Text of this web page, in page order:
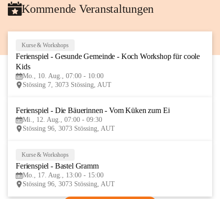
Kommende Veranstaltungen
AUG
Kurse & Workshops
Ferienspiel - Gesunde Gemeinde - Koch Workshop für coole
Kids
Mo., 10. Aug., 07:00 - 10:00
Stössing 7, 3073 Stössing, AUT
Ferienspiel - Die Bäuerinnen - Vom Küken zum Ei
Mi., 12. Aug., 07:00 - 09:30
Stössing 96, 3073 Stössing, AUT
Kurse & Workshops
Ferienspiel - Bastel Gramm
Mo., 17. Aug., 13:00 - 15:00
Stössing 96, 3073 Stössing, AUT